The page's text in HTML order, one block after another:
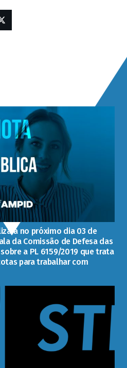
no próximo dia 03 de
da Comissão de Defesa das
a PL 6159/2019 que trata
para trabalhar com